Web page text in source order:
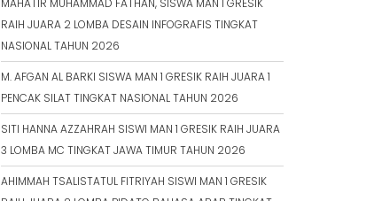
MAHATIR MUHAMMAD FATHAN, SISWA MAN 1 GRESIK
RAIH JUARA 2 LOMBA DESAIN INFOGRAFIS TINGKAT
NASIONAL TAHUN 2026
M. AFGAN AL BARKI SISWA MAN 1 GRESIK RAIH JUARA 1
PENCAK SILAT TINGKAT NASIONAL TAHUN 2026
SITI HANNA AZZAHRAH SISWI MAN 1 GRESIK RAIH JUARA
3 LOMBA MC TINGKAT JAWA TIMUR TAHUN 2026
AHIMMAH TSALISTATUL FITRIYAH SISWI MAN 1 GRESIK